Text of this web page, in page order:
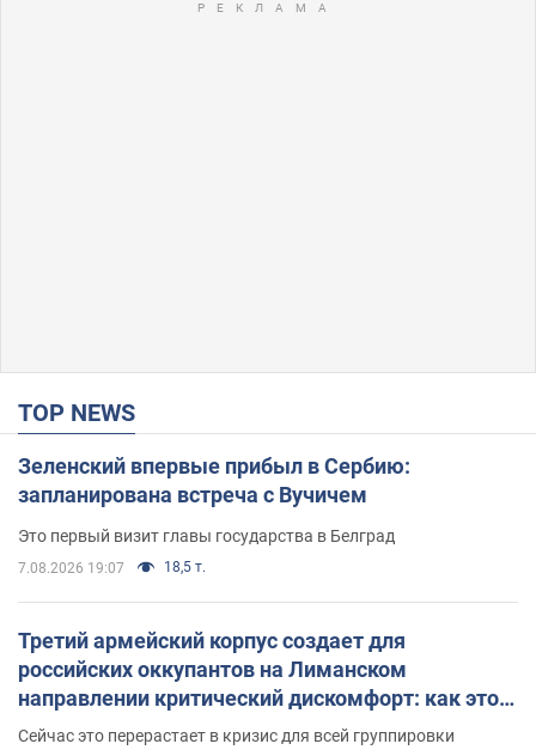
TOP NEWS
Зеленский впервые прибыл в Сербию:
запланирована встреча с Вучичем
Это первый визит главы государства в Белград
7.08.2026 19:07 18,5 т.
Третий армейский корпус создает для
российских оккупантов на Лиманском
направлении критический дискомфорт: как это
удалось
Сейчас это перерастает в кризис для всей группировки